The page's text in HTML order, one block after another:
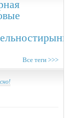
рынки
Все теги >>>